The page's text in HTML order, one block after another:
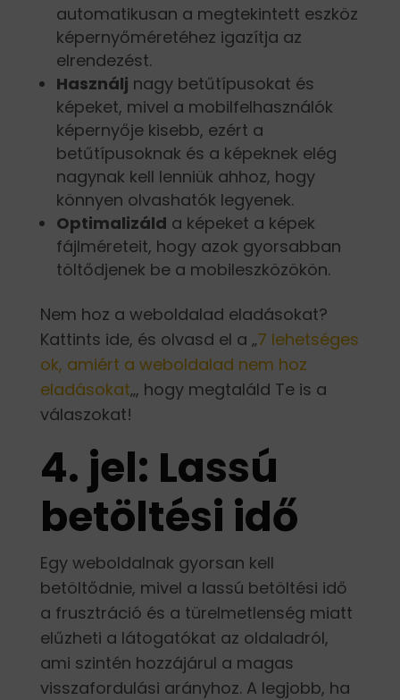
automatikusan a megtekintett eszköz
képernyőméretéhez igazítja az
elrendezést.
Használj nagy betűtípusokat és
képeket, mivel a mobilfelhasználók
képernyője kisebb, ezért a
betűtípusoknak és a képeknek elég
nagynak kell lenniük ahhoz, hogy
könnyen olvashatók legyenek.
Optimalizáld a képeket a képek
fájlméreteit, hogy azok gyorsabban
töltődjenek be a mobileszközökön.
Nem hoz a weboldalad eladásokat?
Kattints ide, és olvasd el a „7 lehetséges
ok, amiért a weboldalad nem hoz
eladásokat„, hogy megtaláld Te is a
válaszokat!
4. jel: Lassú
betöltési idő
Egy weboldalnak gyorsan kell
betöltődnie, mivel a lassú betöltési idő
a frusztráció és a türelmetlenség miatt
elűzheti a látogatókat az oldaladról,
ami szintén hozzájárul a magas
visszafordulási arányhoz. A legjobb, ha